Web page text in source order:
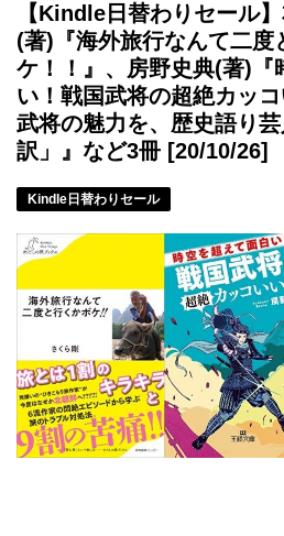
【Kindle日替わりセール
(著)『海外旅行なんて二度
ケ！！』、房野史典(著)『
い！戦国武将の超絶カッ
武将の魅力を、歴史語り
訳」』など3冊 [20/10/26]
Kindle日替わりセール